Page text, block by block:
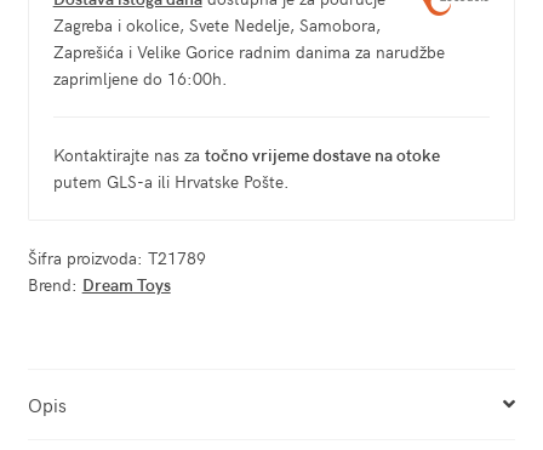
Zagreba i okolice, Svete Nedelje, Samobora,
Zaprešića i Velike Gorice radnim danima za narudžbe
zaprimljene do 16:00h.
Kontaktirajte nas za točno vrijeme dostave na otoke
putem GLS-a ili Hrvatske Pošte.
Šifra proizvoda: T21789
Brend: Dream Toys
Opis